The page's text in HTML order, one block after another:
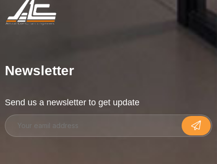
Newsletter
Send us a newsletter to get update